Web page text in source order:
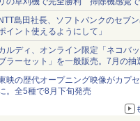
島田社長、ソフトバンクのセブ
イント使えるようにして」
ルディ、オンライン限定「ネコバ
ラーセット」を一般販売。7月の抽
選無効分
映の歴代オープニング映像がカプ
。全5種で8月下旬発売
ン 初心者向
初期設定済
日本語キ
Intel
8GB
大容量バッテ
学生 プレゼ
第13世代Intel N95
FHD1920*1080IPS液晶
メモリ16GB SSD1TB
付きパソコン
MicrosoftOffice2024可
語配列キーボード/Webカ
ラ/USB 3.0 /HDMI
Bluetooth ノートパソコン
￥55,800
メモリ
DVD-ROM/激安セール
デスクトップ
IPS 100Hz 1年
集 eスポーツ 初
パソコン デス
￥181,070
2
7